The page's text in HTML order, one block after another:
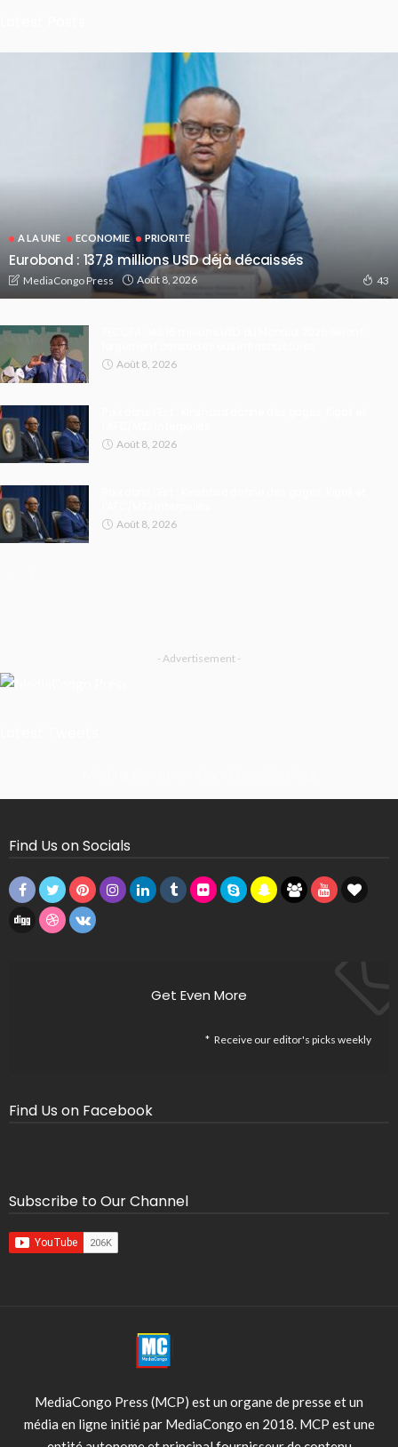
A LA UNE ECONOMIE PRIORITE
Eurobond : 137,8 millions USD déjà décaissés
MediaCongo Press Août 8, 2026 43
Août 8, 2026
Août 8, 2026
Août 8, 2026
- Advertisement -
Find Us on Socials
Get Even More
Receive our editor's picks weekly
Find Us on Facebook
Subscribe to Our Channel
MediaCongo Press (MCP) est un organe de presse et un
média en ligne initié par MediaCongo en 2018. MCP est une